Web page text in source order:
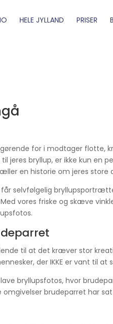
HELE JYLLAND PRISER
for i modtager flotte,
jeres bryllup, er ikke kun en
en historie om jeres store
selvfølgelig
vores friske og skæve
til at det kræver stor
der IKKE er vant til at
bryllupsfotos, hvor
brudeparret har